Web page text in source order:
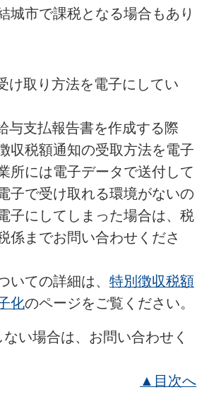
城市で課税となる場合もあり
け取り方法を電子にしてい
与支払報告書を作成する際
収税額通知の受取方法を電子
所には電子データで送付して
子で受け取れる環境がないの
子にしてしまった場合は、税
係までお問い合わせくださ
いての詳細は、 特別徴収税額
化のページをご覧ください。
い場合は、お問い合わせく
▲目次へ